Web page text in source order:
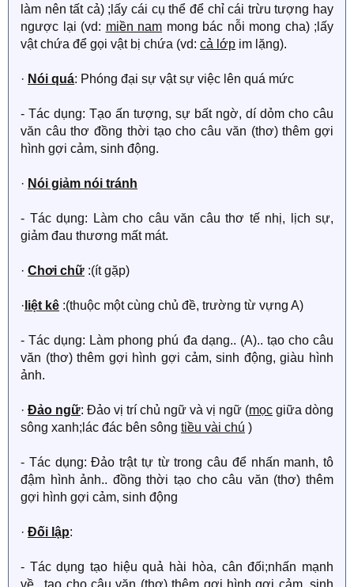
làm nên tất cả) ;lấy cái cụ thể để chỉ cái trừu tượng hay
ngược lại (vd: miền nam mong bác nỗi mong cha) ;lấy
vật chứa để gọi vật bị chứa (vd: cả lớp im lặng).
· Nói quá: Phóng đại sự vật sự việc lên quá mức
- Tác dụng: Tạo ấn tượng, sự bất ngờ, dí dỏm cho câu
văn câu thơ đồng thời tạo cho câu văn (thơ) thêm gợi
hình gợi cảm, sinh động.
· Nói giảm nói tránh
- Tác dụng: Làm cho câu văn câu thơ tế nhị, lịch sự,
giảm đau thương mất mát.
· Chơi chữ :(ít gặp)
· liệt kê :(thuộc một cùng chủ đề, trường từ vựng A)
- Tác dụng: Làm phong phú đa dạng.. (A).. tạo cho câu
văn (thơ) thêm gợi hình gợi cảm, sinh động, giàu hình
ảnh.
· Đảo ngữ: Đảo vị trí chủ ngữ và vị ngữ (mọc giữa dòng
sông xanh;lác đác bên sông tiều vài chú )
- Tác dụng: Đảo trật tự từ trong câu để nhấn manh, tô
đậm hình ảnh.. đồng thời tạo cho câu văn (thơ) thêm
gợi hình gợi cảm, sinh động
· Đối lập:
- Tác dụng tạo hiệu quả hài hòa, cân đối;nhấn mạnh
về.. tạo cho câu văn (thơ) thêm gợi hình gợi cảm, sinh